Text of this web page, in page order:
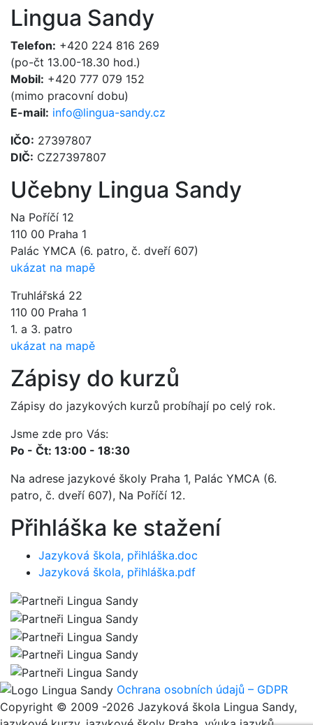
Lingua Sandy
Telefon: +420 224 816 269
(po-čt 13.00-18.30 hod.)
Mobil: +420 777 079 152
(mimo pracovní dobu)
E-mail: info@lingua-sandy.cz
IČO: 27397807
DIČ: CZ27397807
Učebny Lingua Sandy
Na Poříčí 12
110 00 Praha 1
Palác YMCA (6. patro, č. dveří 607)
ukázat na mapě
Truhlářská 22
110 00 Praha 1
1. a 3. patro
ukázat na mapě
Zápisy do kurzů
Zápisy do jazykových kurzů probíhají po celý rok.
Jsme zde pro Vás:
Po - Čt: 13:00 - 18:30
Na adrese jazykové školy Praha 1, Palác YMCA (6.
patro, č. dveří 607), Na Poříčí 12.
Přihláška ke stažení
Jazyková škola, přihláška.doc
Jazyková škola, přihláška.pdf
Ochrana osobních údajů – GDPR
Copyright © 2009 -2026 Jazyková škola Lingua Sandy,